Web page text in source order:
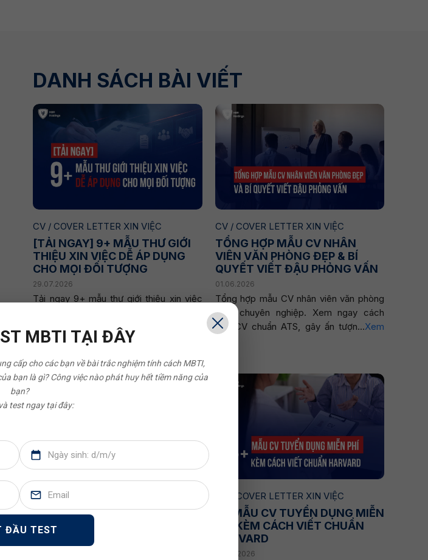
DANH SÁCH BÀI VIẾT
CV / COVER LETTER XIN VIỆC
[TẢI NGAY] 9+ MẪU THƯ GIỚI
THIỆU XIN VIỆC DỄ ÁP DỤNG
CHO MỌI ĐỐI TƯỢNG
29.07.2026
Tải ngay 9+ mẫu thư giới thiệu xin việc
tượng để tạo ấn tượng...
CV / COVER LETTER XIN VIỆC
TỔNG HỢP MẪU CV NHÂN
VIÊN VĂN PHÒNG ĐẸP & BÍ
QUYẾT VIẾT ĐẬU PHỎNG VẤN
01.06.2026
Tổng hợp mẫu CV nhân viên văn phòng
đẹp, chuyên nghiệp. Xem ngay cách
viết CV chuẩn ATS, gây ấn tượn...Xem
CV / COVER LETTER XIN VIỆC
CV BẢN CỨNG LÀ GÌ? KHI NÀO
CẦN DÙNG VÀ HƯỚNG DẪN
CV / COVER LETTER XIN VIỆC
5+ MẪU CV TUYỂN DỤNG MIỄN
PHÍ KÈM CÁCH VIẾT CHUẨN
HARVARD
28.05.2026
MBTI TẠI ĐÂY
cấp cho các bạn về bài trắc nghiệm tính cách MBTI,
bạn là gì? Công việc nào phát huy hết tiềm năng của
bạn?
test ngay tại đây:
ĐẦU TEST